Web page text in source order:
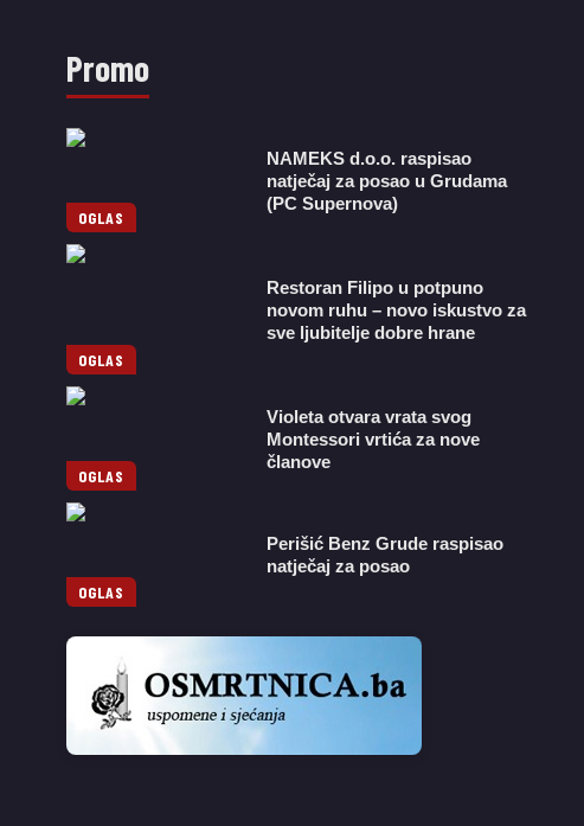
Promo
OGLAS
NAMEKS d.o.o. raspisao
natječaj za posao u Grudama
(PC Supernova)
OGLAS
Restoran Filipo u potpuno
novom ruhu – novo iskustvo za
sve ljubitelje dobre hrane
OGLAS
Violeta otvara vrata svog
Montessori vrtića za nove
članove
OGLAS
Perišić Benz Grude raspisao
natječaj za posao